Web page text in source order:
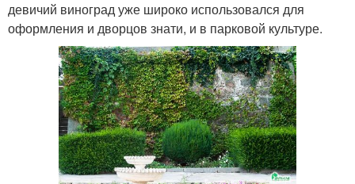
девичий виноград уже широко использовался для
оформления и дворцов знати, и в парковой культуре.